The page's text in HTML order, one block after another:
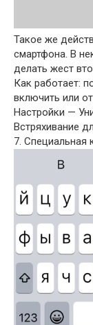
Такое же
смартфона. В
делать жест
Как работает:
включить или
Настройки —
Встряхивание
7. Специальная